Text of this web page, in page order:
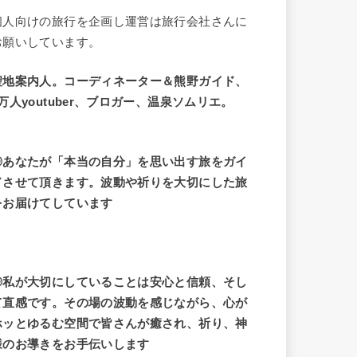
人向けの旅行を企画し運営は旅行会社さんに
いしています。
地案内人。コーディネーター＆熊野ガイド、
人youtuber、ブロガー、温泉ソムリエ。
なたが「本当の自分」を思い出す旅をガイ
させて頂きます。波動や祈りを大切にした旅
お届けてしています
が大切にしていることは安心と信頼、そし
直感です。その場の波動を感じながら、心が
ッとゆるむ空間で皆さんが癒され、祈り、神
のお導きをお手伝いします